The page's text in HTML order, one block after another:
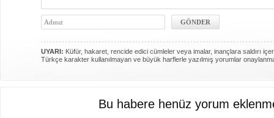
UYARI: Küfür, hakaret, rencide edici cümleler veya imalar, inançlara saldırı
Türkçe karakter kullanılmayan ve büyük harflerle yazılmış yorumlar
Bu habere henüz yorum